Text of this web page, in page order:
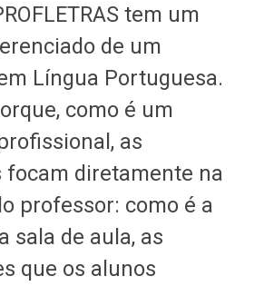
tem um
de um
Língua Portuguesa.
como é um
as
focam diretamente na
professor: como é a
sala de aula, as
que os alunos